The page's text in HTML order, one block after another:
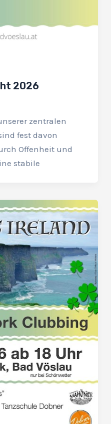
2026
zentralen
fest davon
Offenheit und
stabile